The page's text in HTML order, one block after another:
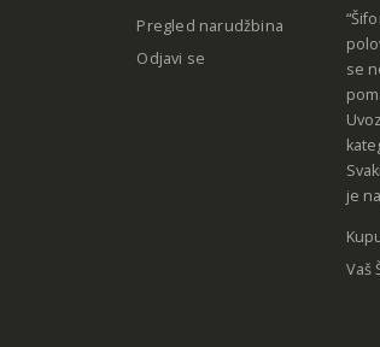
Pregled narudžbina
Odjavi se
se
je
Vaš